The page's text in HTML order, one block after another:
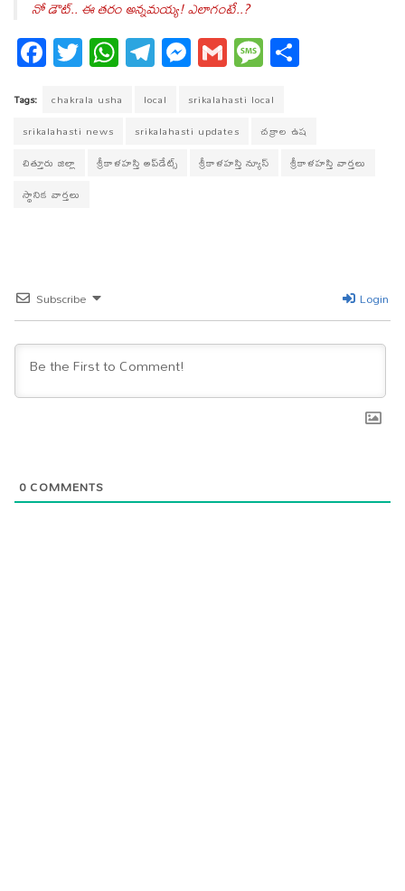
నో డౌట్.. ఈ తరం అన్నమయ్య! ఎలాగంటే..?
Fa
ce
bo
ok
T
wi
tt
er
W
ha
ts
A
pp
T
el
eg
ra
m
M
es
se
ng
er
G
m
ail
M
es
sa
ge
Tags: chakrala usha local
srikalahasti local
srikalahasti news
srikalahasti updates
చక్రాల ఉష
చిత్తూరు జిల్లా
శ్రీకాళహస్తి అప్‌డేట్స్ శ్రీకాళహస్తి న్యూస్
శ్రీకాళహస్తి వార్తలు
స్థానిక వార్తలు
Subscribe Login
0COMMENTS